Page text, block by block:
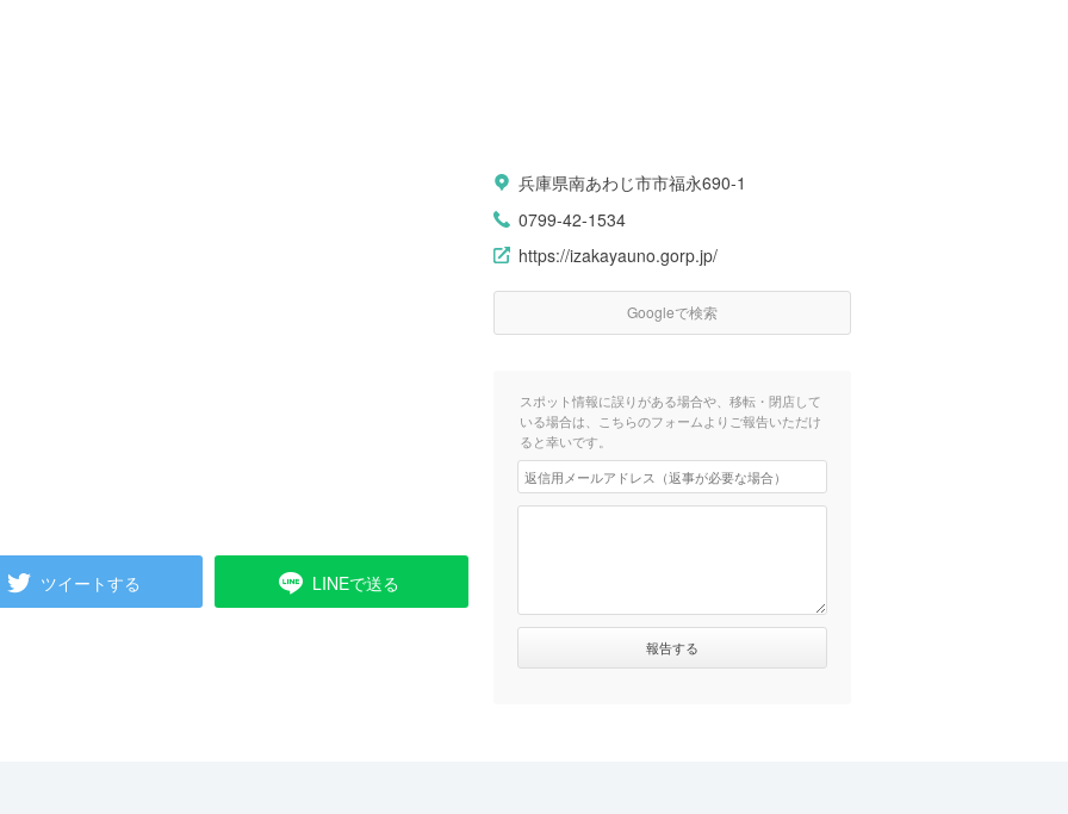
ツイートする LINEで送る
兵庫県南あわじ市市福永690-1
0799-42-1534
https://izakayauno.gorp.jp/
Googleで検索
スポット情報に誤りがある場合や、移転・閉店して
いる場合は、こちらのフォームよりご報告いただけ
ると幸いです。